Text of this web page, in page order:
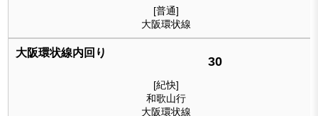
[普通]
大阪環状線
30
[紀快]
和歌山行
大阪環状線